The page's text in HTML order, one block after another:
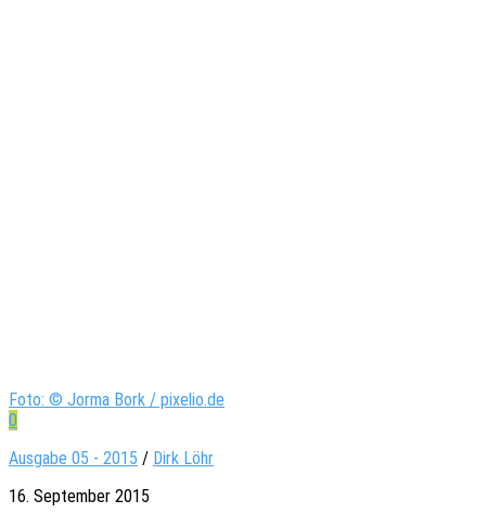
Foto: © Jorma Bork / pixelio.de
0
Ausgabe 05 - 2015 / Dirk Löhr
16. September 2015